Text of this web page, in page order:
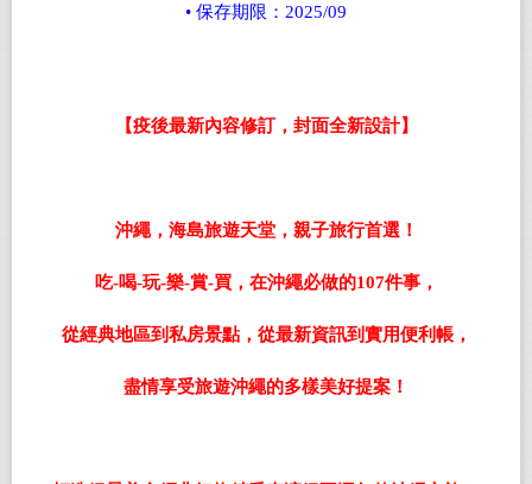
• 保存期限：2025/09
【疫後最新內容修訂，封面全新設計】
沖繩，海島旅遊天堂，親子旅行首選！
吃-喝-玩-樂-賞-買，在沖繩必做的107件事，
從經典地區到私房景點，從最新資訊到實用便利帳，
盡情享受旅遊沖繩的多樣美好提案！